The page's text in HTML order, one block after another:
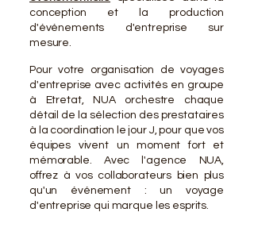
conception et la production
d'événements d'entreprise sur
mesure.
Pour votre organisation de voyages
d'entreprise avec activités en groupe
à Etretat, NUA orchestre chaque
détail de la sélection des prestataires
à la coordination le jour J, pour que vos
équipes vivent un moment fort et
mémorable. Avec l'agence NUA,
offrez à vos collaborateurs bien plus
qu'un événement : un voyage
d'entreprise qui marque les esprits.